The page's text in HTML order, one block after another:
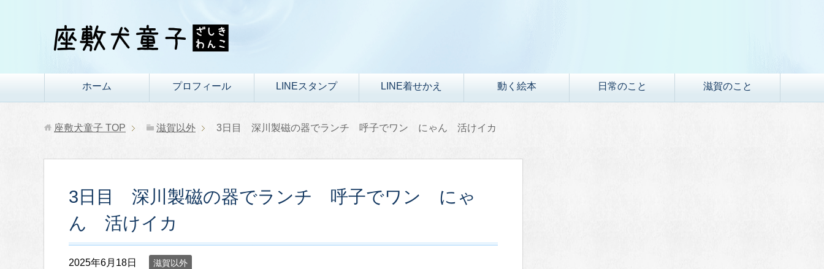
ホーム プロフィール LINEスタンプ LINE着せかえ 動く絵本 日常のこと 滋賀のこと
座敷犬童子 TOP 滋賀以外 3日目 深川製磁の器でランチ 呼子でワン にゃん 活けイカ
3日目 深川製磁の器でランチ 呼子でワン にゃ
ん 活けイカ
2025年6月18日 滋賀以外